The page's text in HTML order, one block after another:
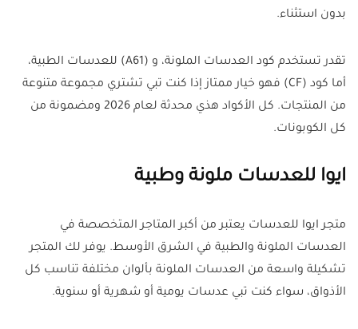
بدون استثناء.
تقدر تستخدم كود العدسات الملونة، و (A61) للعدسات الطبية،
أما كود (CF) فهو خيار ممتاز إذا كنت تبي تشتري مجموعة متنوعة
من المنتجات. كل الأكواد هذي محدثة لعام 2026 ومضمونة من
كل الكوبونات.
ايوا للعدسات ملونة وطبية
متجر ايوا للعدسات يعتبر من أكبر المتاجر المتخصصة في
العدسات الملونة والطبية في الشرق الأوسط. يوفر لك المتجر
تشكيلة واسعة من العدسات الملونة بألوان مختلفة تناسب كل
الأذواق، سواء كنت تبي عدسات يومية أو شهرية أو سنوية.